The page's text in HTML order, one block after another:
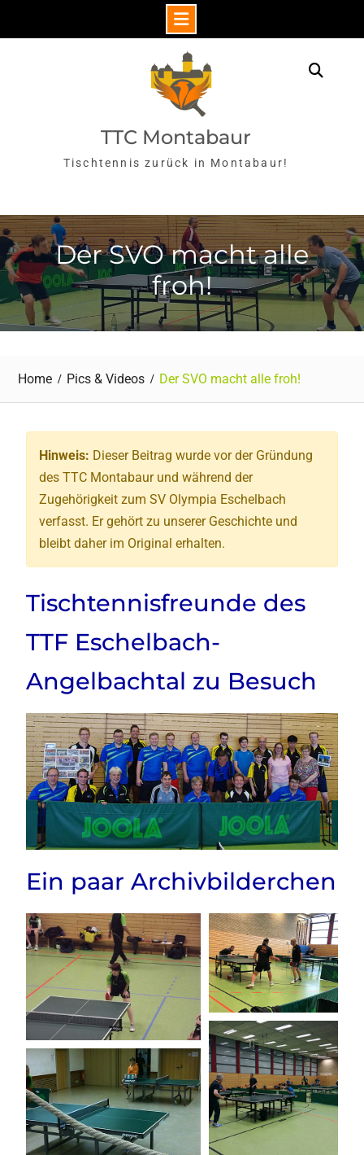
TTC Montabaur
Tischtennis zurück in Montabaur!
Der SVO macht alle
froh!
Home Pics & Videos Der SVO macht alle froh!
Hinweis: Dieser Beitrag wurde vor der Gründung
des TTC Montabaur und während der
Zugehörigkeit zum SV Olympia Eschelbach
verfasst. Er gehört zu unserer Geschichte und
bleibt daher im Original erhalten.
Tischtennisfreunde des
TTF Eschelbach-
Angelbachtal zu Besuch
Ein paar Archivbilderchen